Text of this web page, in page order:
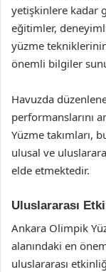
yetişkinlere kadar
eğitimler,
yüzme
önemli bilgiler
Havuzda
performanslarını
Yüzme takımları,
ulusal ve
elde etmektedir.
Uluslararası
Ankara Olimpik
alanındaki en
uluslararası